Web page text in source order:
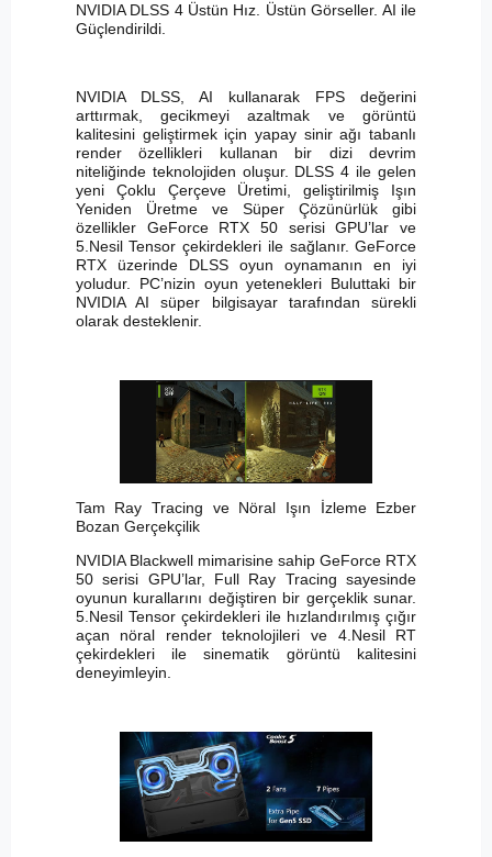
NVIDIA DLSS 4 Üstün Hız. Üstün Görseller. AI ile
Güçlendirildi.
NVIDIA DLSS, AI kullanarak FPS değerini
arttırmak, gecikmeyi azaltmak ve görüntü
kalitesini geliştirmek için yapay sinir ağı tabanlı
render özellikleri kullanan bir dizi devrim
niteliğinde teknolojiden oluşur. DLSS 4 ile gelen
yeni Çoklu Çerçeve Üretimi, geliştirilmiş Işın
Yeniden Üretme ve Süper Çözünürlük gibi
özellikler GeForce RTX 50 serisi GPU’lar ve
5.Nesil Tensor çekirdekleri ile sağlanır. GeForce
RTX üzerinde DLSS oyun oynamanın en iyi
yoludur. PC’nizin oyun yetenekleri Buluttaki bir
NVIDIA AI süper bilgisayar tarafından sürekli
olarak desteklenir.
Tam Ray Tracing ve Nöral Işın İzleme Ezber
Bozan Gerçekçilik
NVIDIA Blackwell mimarisine sahip GeForce RTX
50 serisi GPU’lar, Full Ray Tracing sayesinde
oyunun kurallarını değiştiren bir gerçeklik sunar.
5.Nesil Tensor çekirdekleri ile hızlandırılmış çığır
açan nöral render teknolojileri ve 4.Nesil RT
çekirdekleri ile sinematik görüntü kalitesini
deneyimleyin.